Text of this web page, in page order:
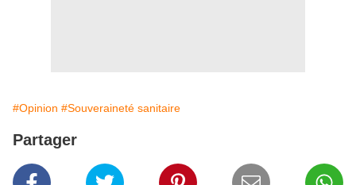
#Opinion #Souveraineté sanitaire
Partager